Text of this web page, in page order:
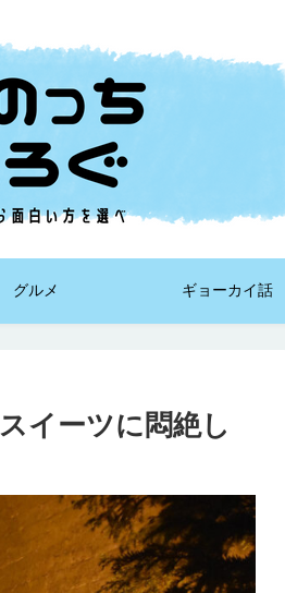
グルメ ギョーカイ話
イーツに悶絶し